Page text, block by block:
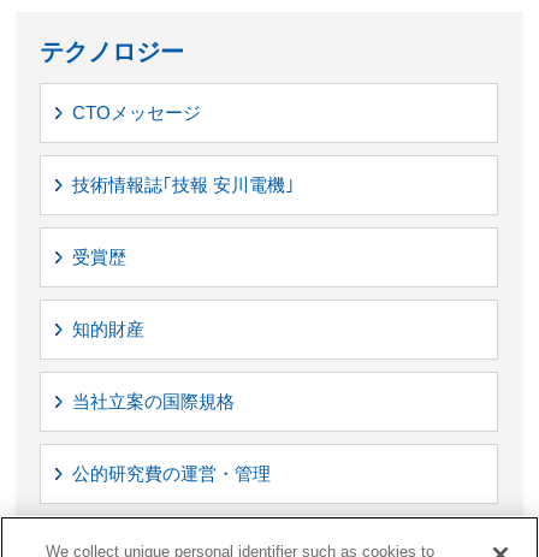
テクノロジー
CTOメッセージ
技術情報誌｢技報 安川電機｣
受賞歴
知的財産
当社立案の国際規格
公的研究費の運営・管理
ベンチャー投資情報
We collect unique personal identifier such as cookies to